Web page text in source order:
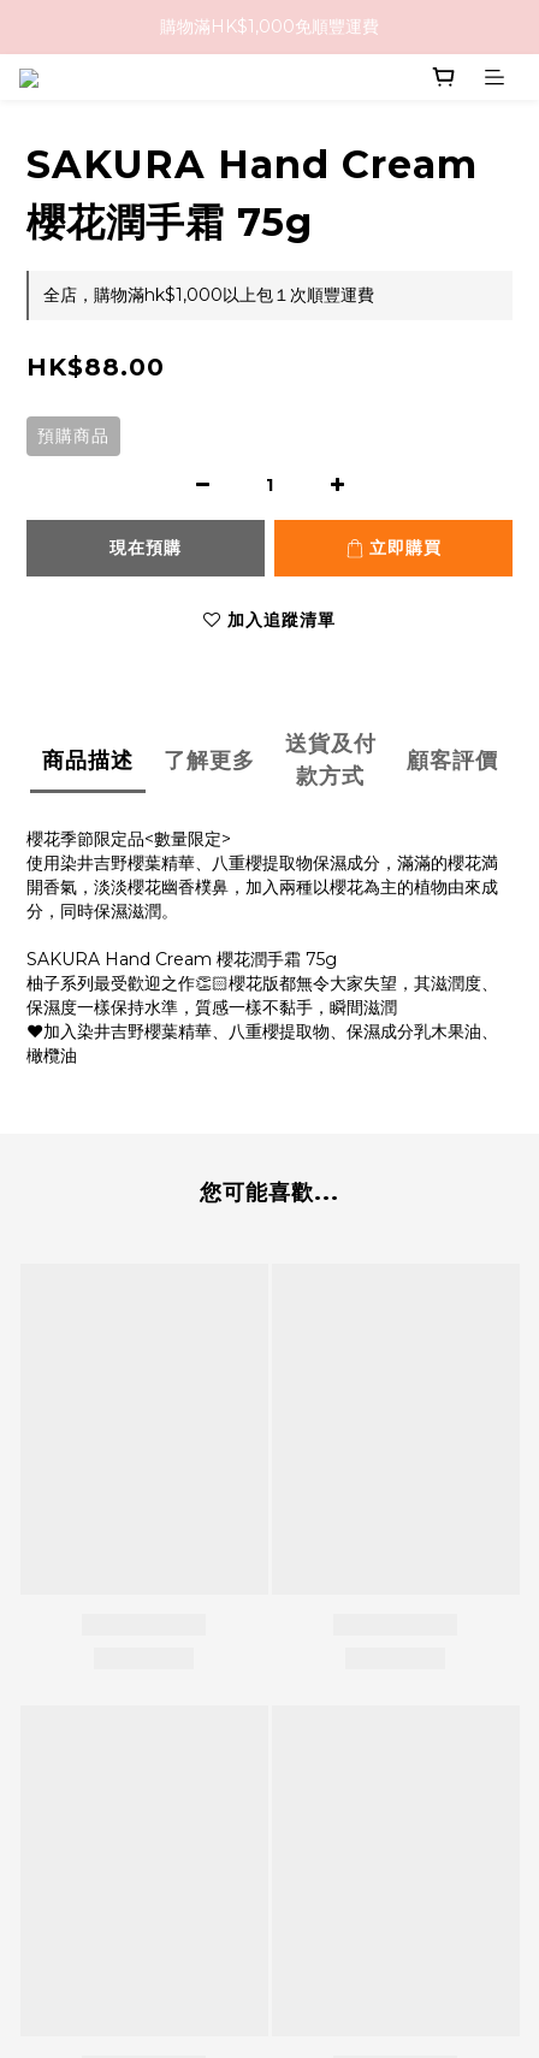
購物滿HK$1,000免順豐運費
購物滿HK$1,000免順豐運費
SAKURA Hand Cream
櫻花潤手霜 75g
全店，購物滿hk$1,000以上包１次順豐運費
HK$88.00
預購商品
現在預購 立即購買
加入追蹤清單
商品描述 了解更多
送貨及付
款方式
顧客評價
櫻花季節限定品<數量限定>
使用染井吉野櫻葉精華、八重櫻提取物保濕成分，滿滿的櫻花満
開香氣，淡淡櫻花幽香樸鼻，加入兩種以櫻花為主的植物由來成
分，同時保濕滋潤。
SAKURA Hand Cream 櫻花潤手霜 75g
柚子系列最受歡迎之作👏🏻櫻花版都無令大家失望，其滋潤度、
保濕度一樣保持水準，質感一樣不黏手，瞬間滋潤
❤加入染井吉野櫻葉精華、八重櫻提取物、保濕成分乳木果油、
橄欖油
您可能喜歡...